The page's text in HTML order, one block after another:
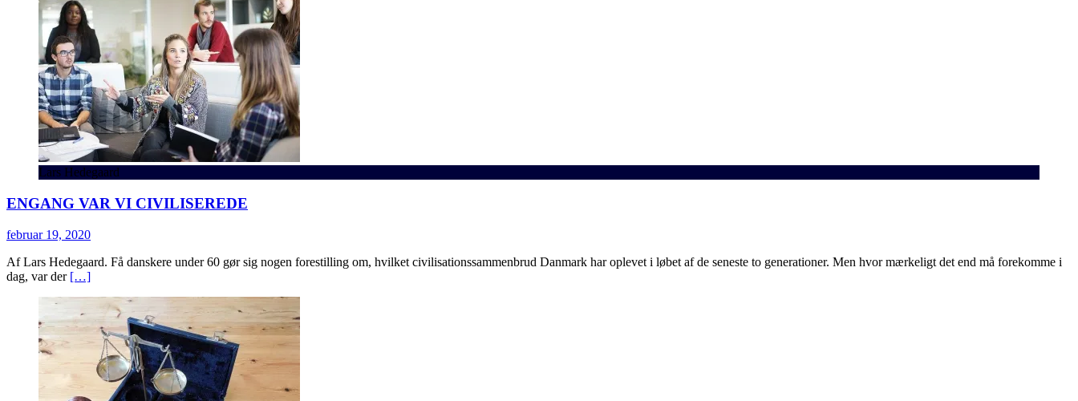
Lars Hedegaard
ENGANG VAR VI CIVILISEREDE
februar 19, 2020
Af Lars Hedegaard. Få danskere under 60 gør sig nogen forestilling om, hvilket civilisationssammenbrud Danmark har oplevet i løbet af de seneste to generationer. Men hvor mærkeligt det end må forekomme i
dag, var der […]